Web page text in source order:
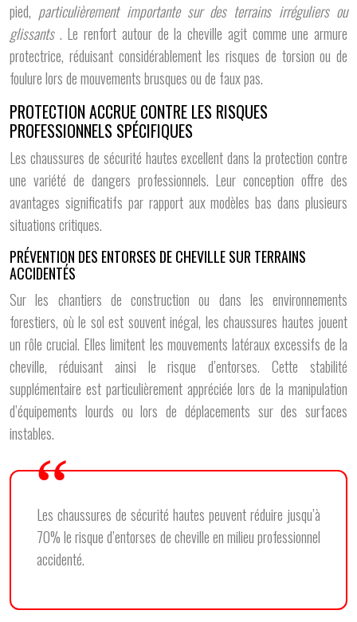
pied, particulièrement importante sur des terrains irréguliers ou
glissants . Le renfort autour de la cheville agit comme une armure
protectrice, réduisant considérablement les risques de torsion ou de
foulure lors de mouvements brusques ou de faux pas.
PROTECTION ACCRUE CONTRE LES RISQUES
PROFESSIONNELS SPÉCIFIQUES
Les chaussures de sécurité hautes excellent dans la protection contre
une variété de dangers professionnels. Leur conception offre des
avantages significatifs par rapport aux modèles bas dans plusieurs
situations critiques.
PRÉVENTION DES ENTORSES DE CHEVILLE SUR TERRAINS
ACCIDENTÉS
Sur les chantiers de construction ou dans les environnements
forestiers, où le sol est souvent inégal, les chaussures hautes jouent
un rôle crucial. Elles limitent les mouvements latéraux excessifs de la
cheville, réduisant ainsi le risque d’entorses. Cette stabilité
supplémentaire est particulièrement appréciée lors de la manipulation
d’équipements lourds ou lors de déplacements sur des surfaces
instables.
Les chaussures de sécurité hautes peuvent réduire jusqu’à
70% le risque d’entorses de cheville en milieu professionnel
accidenté.